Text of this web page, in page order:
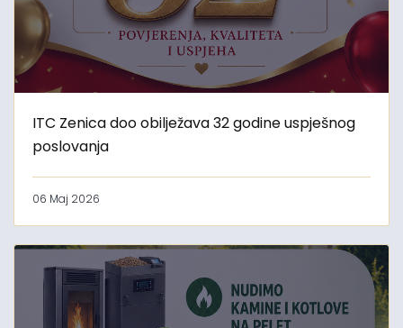
ITC Zenica doo obilježava 32 godine uspješnog
poslovanja
06 Maj 2026